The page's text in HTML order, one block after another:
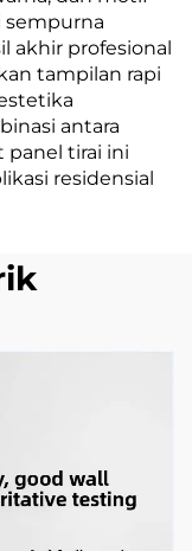
sempurna
akhir profesional
tampilan rapi
antara
panel tirai ini
residensial